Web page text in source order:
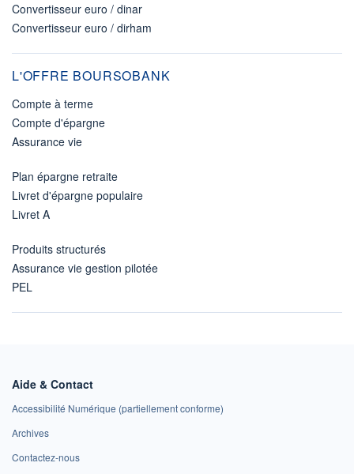
Convertisseur euro / dinar
Convertisseur euro / dirham
L'OFFRE BOURSOBANK
Compte à terme
Compte d'épargne
Assurance vie
Plan épargne retraite
Livret d'épargne populaire
Livret A
Produits structurés
Assurance vie gestion pilotée
PEL
Aide & Contact
Accessibilité Numérique (partiellement conforme)
Archives
Contactez-nous